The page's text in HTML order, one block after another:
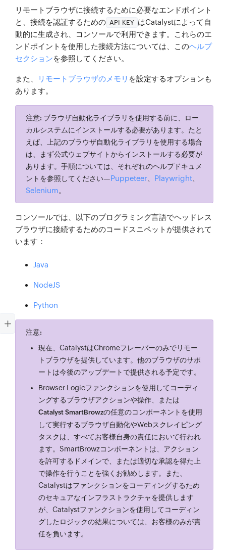
リモートブラウザに接続するために必要なエンドポイント
と、接続を認証するための API KEY はCatalystによって自
動的に生成され、コンソールで利用できます。これらのエ
ンドポイントを使用した接続方法については、このヘルプ
セクションを参照してください。
また、 リモートブラウザのメモリ を設定するオプションも
あります。
注意: ブラウザ自動化ライブラリを使用する前に、ロー
カルシステムにインストールする必要があります。たと
えば、上記のブラウザ自動化ライブラリを使用する場合
は、まず公式ウェブサイトからインストールする必要が
あります。手順については、それぞれのヘルプドキュメ
ントを参照してください—Puppeteer Playwright
Selenium。
コンソールでは、以下のプログラミング言語でヘッドレス
ブラウザに接続するためのコードスニペットが提供されて
います：
Java
NodeJS
Python
注意:
現在、CatalystはChromeフレーバーのみでリモー
トブラウザを提供しています。他のブラウザのサポ
ートは今後のアップデートで提供される予定です。
Browser Logicファンクションを使用してコーディ
ングするブラウザアクションや操作、または
Catalyst SmartBrowzの任意のコンポーネントを使用
して実行するブラウザ自動化やWebスクレイピング
タスクは、すべてお客様自身の責任において行われ
ます。SmartBrowzコンポーネントは、アクション
を許可するドメインで、または適切な承認を得た上
で操作を行うことを強くお勧めします。また、
Catalystはファンクションをコーディングするため
のセキュアなインフラストラクチャを提供します
が、Catalystファンクションを使用してコーディン
グしたロジックの結果については、お客様のみが責
任を負います。